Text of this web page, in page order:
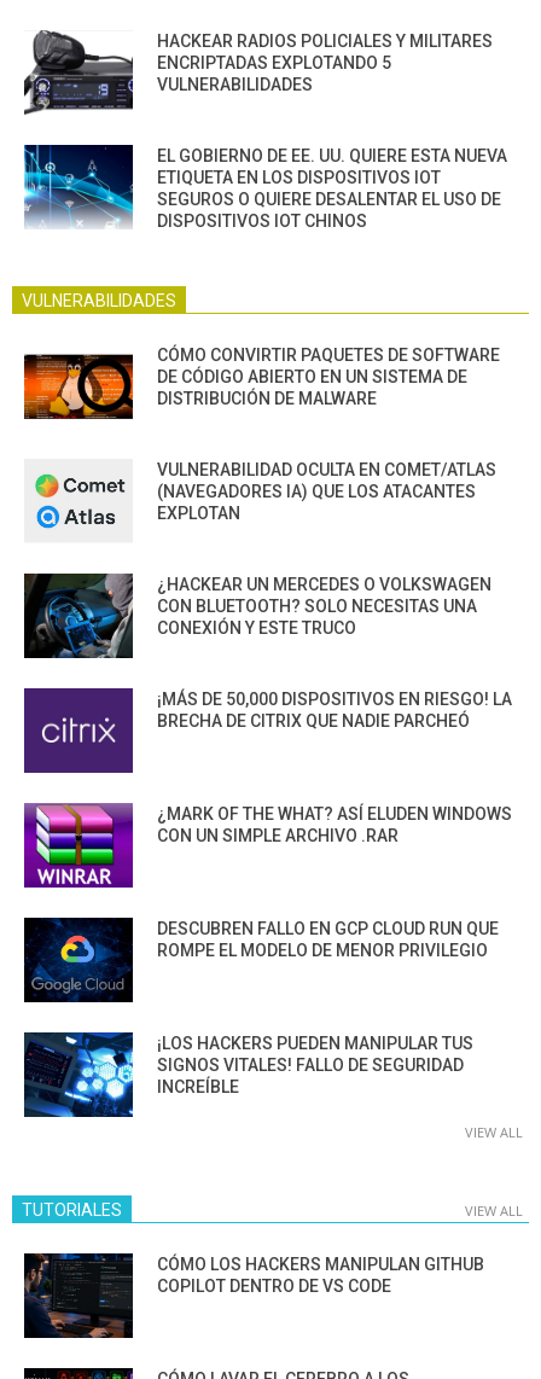
HACKEAR RADIOS POLICIALES Y MILITARES
ENCRIPTADAS EXPLOTANDO 5
VULNERABILIDADES
EL GOBIERNO DE EE. UU. QUIERE ESTA NUEVA
ETIQUETA EN LOS DISPOSITIVOS IOT
SEGUROS O QUIERE DESALENTAR EL USO DE
DISPOSITIVOS IOT CHINOS
VULNERABILIDADES
CÓMO CONVIRTIR PAQUETES DE SOFTWARE
DE CÓDIGO ABIERTO EN UN SISTEMA DE
DISTRIBUCIÓN DE MALWARE
VULNERABILIDAD OCULTA EN COMET/ATLAS
(NAVEGADORES IA) QUE LOS ATACANTES
EXPLOTAN
¿HACKEAR UN MERCEDES O VOLKSWAGEN
CON BLUETOOTH? SOLO NECESITAS UNA
CONEXIÓN Y ESTE TRUCO
¡MÁS DE 50,000 DISPOSITIVOS EN RIESGO! LA
BRECHA DE CITRIX QUE NADIE PARCHEÓ
¿MARK OF THE WHAT? ASÍ ELUDEN WINDOWS
CON UN SIMPLE ARCHIVO .RAR
DESCUBREN FALLO EN GCP CLOUD RUN QUE
ROMPE EL MODELO DE MENOR PRIVILEGIO
¡LOS HACKERS PUEDEN MANIPULAR TUS
SIGNOS VITALES! FALLO DE SEGURIDAD
INCREÍBLE
VIEW ALL
TUTORIALES VIEW ALL
CÓMO LOS HACKERS MANIPULAN GITHUB
COPILOT DENTRO DE VS CODE